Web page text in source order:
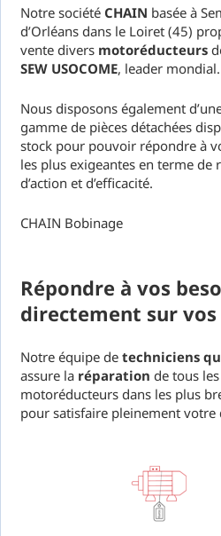
Notre société CHAIN basée à
d’Orléans dans le Loiret (45)
vente divers motoréducteurs
SEW USOCOME, leader mondial.
Nous disposons également
gamme de pièces détachées
stock pour pouvoir répondre à
les plus exigeantes en terme de
d’action et d’efficacité.
CHAIN Bobinage
Répondre à vos
directement sur
Notre équipe detechniciens
assure la réparation de tous les
motoréducteurs dans les plus
pour satisfaire pleinement votre